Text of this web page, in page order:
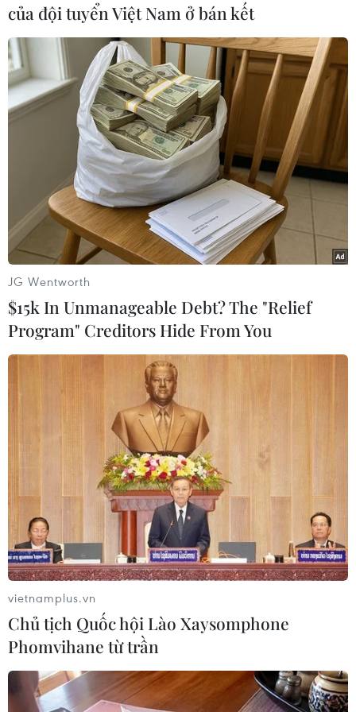
#Địa Trung Hải #người di cư Italy
Theo dõi VietnamPlus
Khủng hoảng nhập cư châu Âu
Italy bác tối hậu thư của Tây Ban Nha về kiểm
soát biên giới
EU tuyên bố vượt qua “phép thử” an ninh biên
giới sau khủng hoảng Ceuta
Ceuta dần trở lại bình thường sau cuộc khủng
hoảng chưa từng có
Anh triệt phá đường dây làm giả giấy kết hôn
để nhập cư trái phép
Gia tăng làn sóng di cư sang châu Âu qua Đại
Tây Dương
của đội tuyển Việt Nam ở bán kết
JG Wentworth
$15k In Unmanageable Debt? The "Relief
Program" Creditors Hide From You
vietnamplus.vn
Chủ tịch Quốc hội Lào Xaysomphone
Phomvihane từ trần